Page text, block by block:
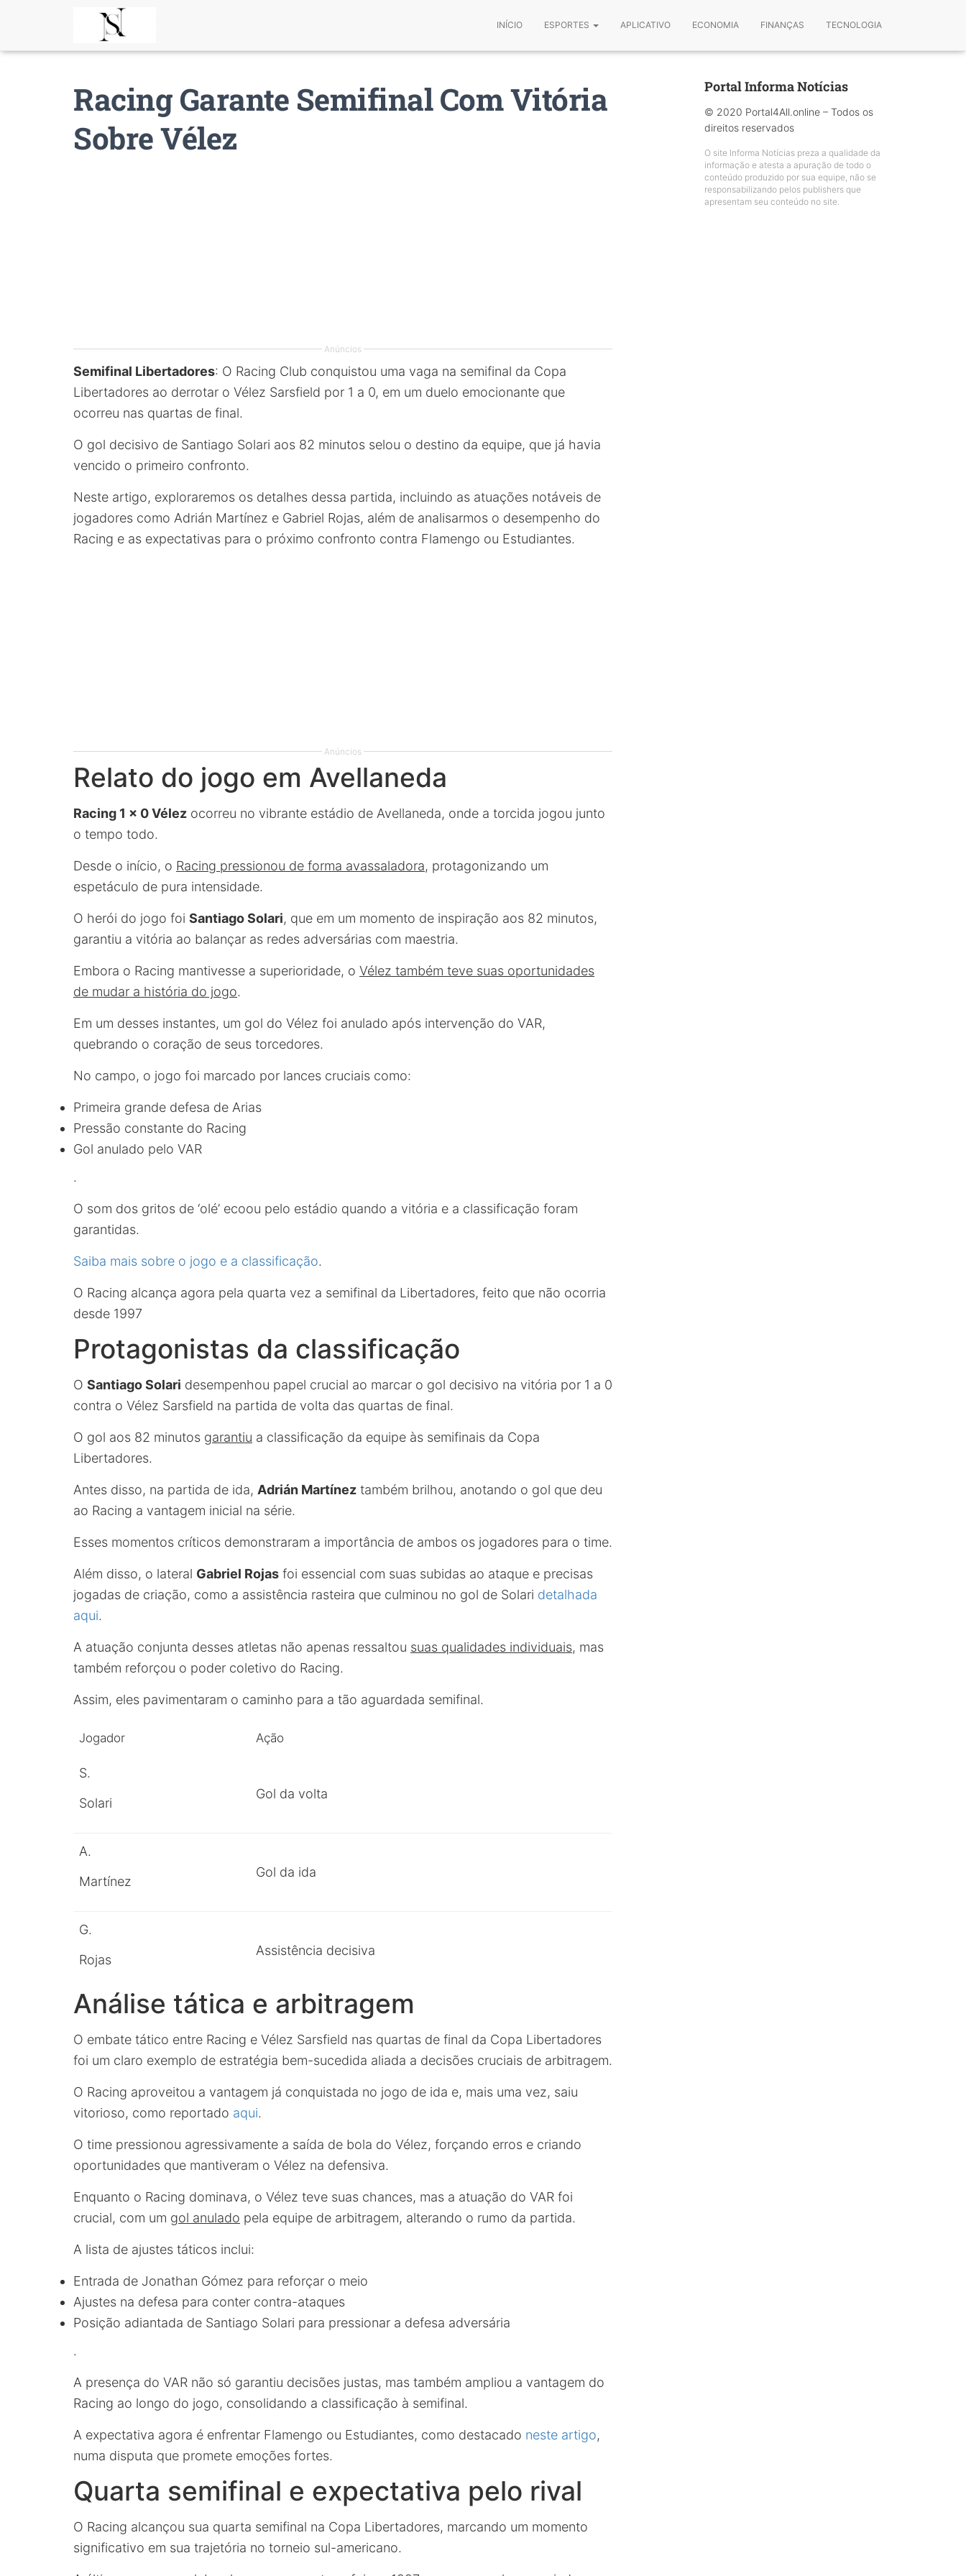
INÍCIO ESPORTES APLICATIVO ECONOMIA FINANÇAS TECNOLOGIA
Racing Garante Semifinal Com Vitória
Sobre Vélez
Anúncios
Semifinal Libertadores: O Racing Club conquistou uma vaga na semifinal da Copa
Libertadores ao derrotar o Vélez Sarsfield por 1 a 0, em um duelo emocionante que
ocorreu nas quartas de final.
O gol decisivo de Santiago Solari aos 82 minutos selou o destino da equipe, que já havia
vencido o primeiro confronto.
Neste artigo, exploraremos os detalhes dessa partida, incluindo as atuações notáveis de
jogadores como Adrián Martínez e Gabriel Rojas, além de analisarmos o desempenho do
Racing e as expectativas para o próximo confronto contra Flamengo ou Estudiantes.
Anúncios
Relato do jogo em Avellaneda
Racing 1 x 0 Vélez ocorreu no vibrante estádio de Avellaneda, onde a torcida jogou junto
o tempo todo.
Desde o início, o Racing pressionou de forma avassaladora, protagonizando um
espetáculo de pura intensidade.
O herói do jogo foi Santiago Solari, que em um momento de inspiração aos 82 minutos,
garantiu a vitória ao balançar as redes adversárias com maestria.
Embora o Racing mantivesse a superioridade, o Vélez também teve suas oportunidades
de mudar a história do jogo.
Em um desses instantes, um gol do Vélez foi anulado após intervenção do VAR,
quebrando o coração de seus torcedores.
No campo, o jogo foi marcado por lances cruciais como:
Primeira grande defesa de Arias
Pressão constante do Racing
Gol anulado pelo VAR
.
O som dos gritos de ‘olé’ ecoou pelo estádio quando a vitória e a classificação foram
garantidas.
Saiba mais sobre o jogo e a classificação.
O Racing alcança agora pela quarta vez a semifinal da Libertadores, feito que não ocorria
desde 1997
Protagonistas da classificação
O Santiago Solari desempenhou papel crucial ao marcar o gol decisivo na vitória por 1 a 0
contra o Vélez Sarsfield na partida de volta das quartas de final.
O gol aos 82 minutos garantiu a classificação da equipe às semifinais da Copa
Libertadores.
Antes disso, na partida de ida, Adrián Martínez também brilhou, anotando o gol que deu
ao Racing a vantagem inicial na série.
Esses momentos críticos demonstraram a importância de ambos os jogadores para o time.
Além disso, o lateral Gabriel Rojas foi essencial com suas subidas ao ataque e precisas
jogadas de criação, como a assistência rasteira que culminou no gol de Solari detalhada
aqui.
A atuação conjunta desses atletas não apenas ressaltou suas qualidades individuais, mas
também reforçou o poder coletivo do Racing.
Assim, eles pavimentaram o caminho para a tão aguardada semifinal.
Jogador Ação
S.
Solari
Gol da volta
A.
Martínez
Gol da ida
G.
Rojas
Assistência decisiva
Análise tática e arbitragem
O embate tático entre Racing e Vélez Sarsfield nas quartas de final da Copa Libertadores
foi um claro exemplo de estratégia bem-sucedida aliada a decisões cruciais de arbitragem.
O Racing aproveitou a vantagem já conquistada no jogo de ida e, mais uma vez, saiu
vitorioso, como reportado aqui.
O time pressionou agressivamente a saída de bola do Vélez, forçando erros e criando
oportunidades que mantiveram o Vélez na defensiva.
Enquanto o Racing dominava, o Vélez teve suas chances, mas a atuação do VAR foi
crucial, com um gol anulado pela equipe de arbitragem, alterando o rumo da partida.
A lista de ajustes táticos inclui:
Entrada de Jonathan Gómez para reforçar o meio
Ajustes na defesa para conter contra-ataques
Posição adiantada de Santiago Solari para pressionar a defesa adversária
.
A presença do VAR não só garantiu decisões justas, mas também ampliou a vantagem do
Racing ao longo do jogo, consolidando a classificação à semifinal.
A expectativa agora é enfrentar Flamengo ou Estudiantes, como destacado neste artigo,
numa disputa que promete emoções fortes.
Quarta semifinal e expectativa pelo rival
O Racing alcançou sua quarta semifinal na Copa Libertadores, marcando um momento
significativo em sua trajetória no torneio sul-americano.
Portal Informa Notícias
© 2020 Portal4All.online – Todos os
direitos reservados
O site Informa Notícias preza a qualidade da
informação e atesta a apuração de todo o
conteúdo produzido por sua equipe, não se
responsabilizando pelos publishers que
apresentam seu conteúdo no site.